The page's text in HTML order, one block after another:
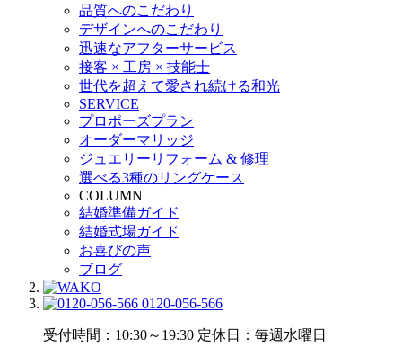
品質へのこだわり
デザインへのこだわり
迅速なアフターサービス
接客 × 工房 × 技能士
世代を超えて愛され続ける和光
SERVICE
プロポーズプラン
オーダーマリッジ
ジュエリーリフォーム & 修理
選べる3種のリングケース
COLUMN
結婚準備ガイド
結婚式場ガイド
お喜びの声
ブログ
0120-056-566
受付時間：10:30～19:30 定休日：毎週水曜日